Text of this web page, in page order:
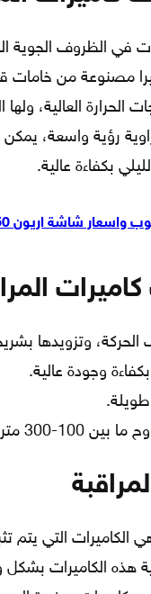
في الظروف الجوية
مصنوعة من خامات
الحرارة العالية،
رؤية واسعة،
بكفاءة عالية.
شاشة اريون 50 انش
وتزويدها
وجودة عالية.
طويلة.
متر على الأقل.
الكاميرات التي يتم
هذه الكاميرات